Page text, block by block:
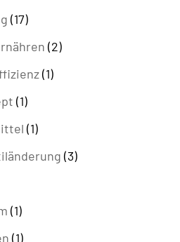
(17)
(2)
(1)
(1)
(1)
(3)
(1)
(1)